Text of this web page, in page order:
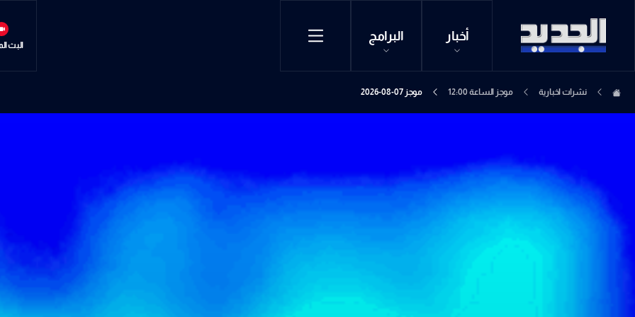
أخبار البرامج
البث
نشرات اخبارية موجز الساعة 12:00 موجز 07-08-2026